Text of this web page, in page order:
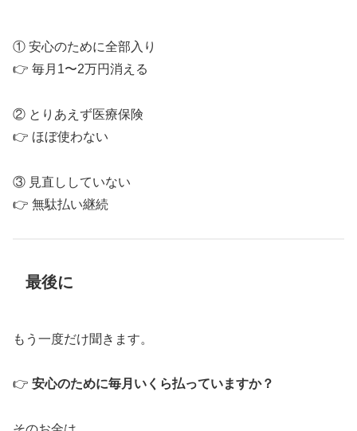
① 安心のために全部入り
👉 毎月1〜2万円消える
② とりあえず医療保険
👉 ほぼ使わない
③ 見直ししていない
👉 無駄払い継続
最後に
もう一度だけ聞きます。
👉 安心のために毎月いくら払っていますか？